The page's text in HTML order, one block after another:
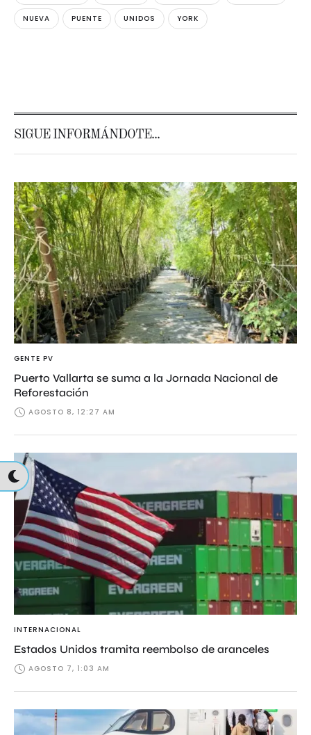
NUEVA PUENTE UNIDOS YORK
SIGUE INFORMÁNDOTE...
GENTE PV
Puerto Vallarta se suma a la Jornada Nacional de
Reforestación
AGOSTO 8, 12:27 AM
INTERNACIONAL
Estados Unidos tramita reembolso de aranceles
AGOSTO 7, 1:03 AM